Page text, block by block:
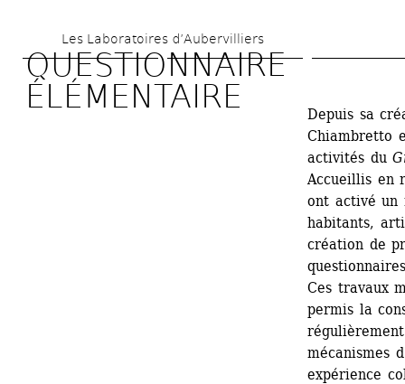
to
main
content
Les Laboratoires d’Aubervilliers
QUESTIONNAIRE
ÉLÉMENTAIRE
Depuis sa
Chiambretto
activités du
Accueillis en
ont activé un
habitants,
création de
Ces travaux
permis la
mécanismes
expérience